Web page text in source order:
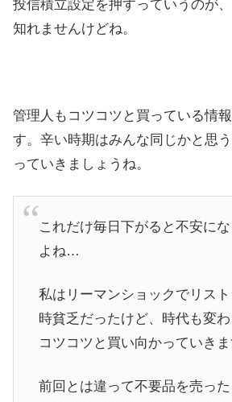
投信積立設定を押すっていうのが
知れませんけどね。
管理人もコツコツと買っている情
す。辛い時期はみんな同じかと思
っていきましょうね。
これだけ毎日下がると不安に
よね…
私はリーマンショックでリス
時貧乏だったけど、時代も変
コツコツと買い向かっていき
前回とは違って不要品を売っ